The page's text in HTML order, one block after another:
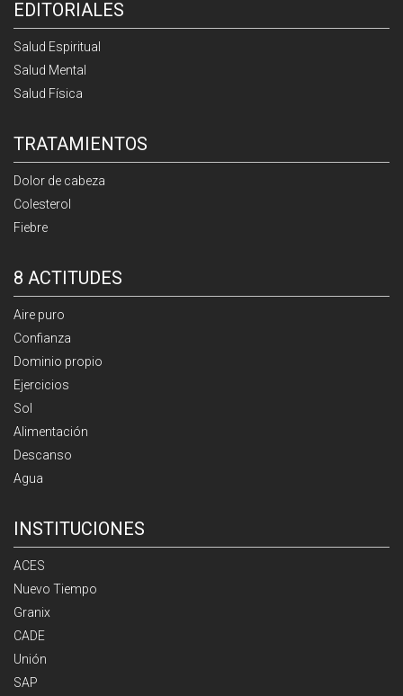
EDITORIALES
Salud Espiritual
Salud Mental
Salud Física
TRATAMIENTOS
Dolor de cabeza
Colesterol
Fiebre
8 ACTITUDES
Aire puro
Confianza
Dominio propio
Ejercicios
Sol
Alimentación
Descanso
Agua
INSTITUCIONES
ACES
Nuevo Tiempo
Granix
CADE
Unión
SAP